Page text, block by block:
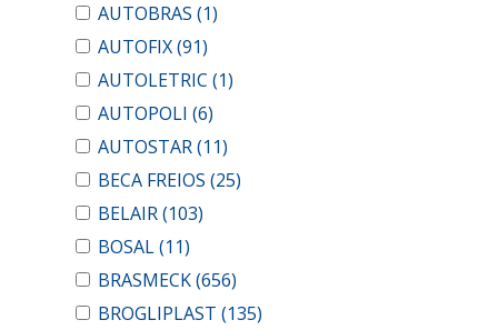
AUTOBRAS (1)
AUTOFIX(91)
AUTOLETRIC (1)
AUTOPOLI (6)
AUTOSTAR(11)
BECA FREIOS (25)
BELAIR(103)
BOSAL(11)
BRASMECK(656)
BROGLIPLAST (135)